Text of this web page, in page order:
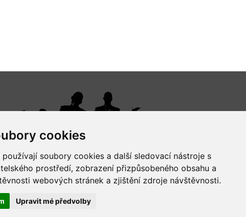
cookies
soubory cookies a další sledovací nástroje s
prostředí, zobrazení přizpůsobeného obsahu a
webových stránek a zjištění zdroje návštěvnosti.
Upravit mé předvolby